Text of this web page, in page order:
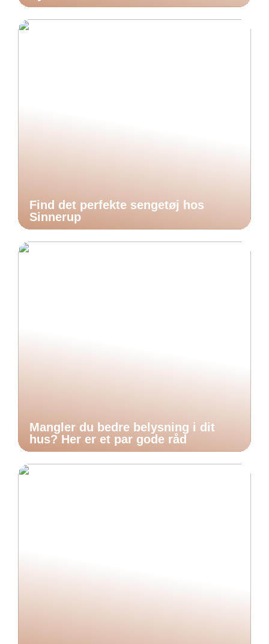
Find det perfekte sengetøj hos
Sinnerup
Mangler du bedre belysning i dit
hus? Her er et par gode råd